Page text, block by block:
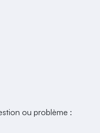
ou problème :